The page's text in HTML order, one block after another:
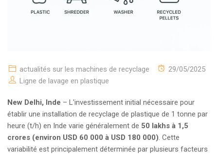
actualités sur les machines de recyclage
29/05/2025
Ligne de lavage en plastique
New Delhi, Inde – L'investissement initial nécessaire pour
établir une installation de recyclage de plastique de 1 tonne par
heure (t/h) en Inde varie généralement de 50 lakhs à 1,5
crores (environ USD 60 000 à USD 180 000). Cette
variabilité est principalement déterminée par plusieurs facteurs